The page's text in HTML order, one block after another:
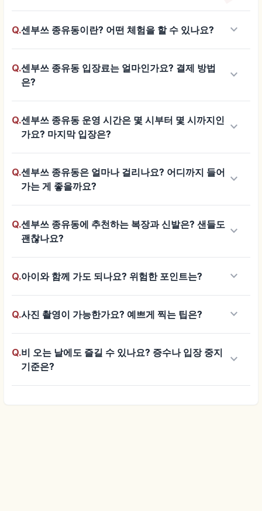
Q.센부쓰 종유동이란? 어떤 체험을 할 수 있나요? keyboard_arrow_down
Q.센부쓰 종유동 입장료는 얼마인가요? 결제 방법
은?
keyboard_arrow_down
Q.센부쓰 종유동 운영 시간은 몇 시부터 몇 시까지인
가요? 마지막 입장은?
keyboard_arrow_down
Q.센부쓰 종유동은 얼마나 걸리나요? 어디까지 들어
가는 게 좋을까요?
keyboard_arrow_down
Q.센부쓰 종유동에 추천하는 복장과 신발은? 샌들도
괜찮나요?
keyboard_arrow_down
Q.아이와 함께 가도 되나요? 위험한 포인트는? keyboard_arrow_down
Q.사진 촬영이 가능한가요? 예쁘게 찍는 팁은? keyboard_arrow_down
Q.비 오는 날에도 즐길 수 있나요? 증수나 입장 중지
기준은?
keyboard_arrow_down